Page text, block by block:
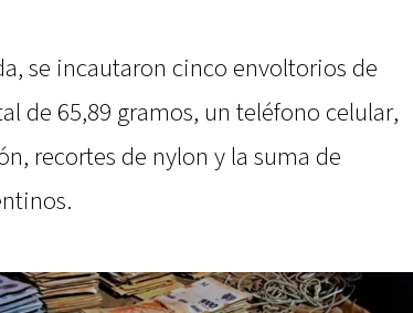
se incautaron cinco envoltorios de
de 65,89 gramos, un teléfono celular,
recortes de nylon y la suma de